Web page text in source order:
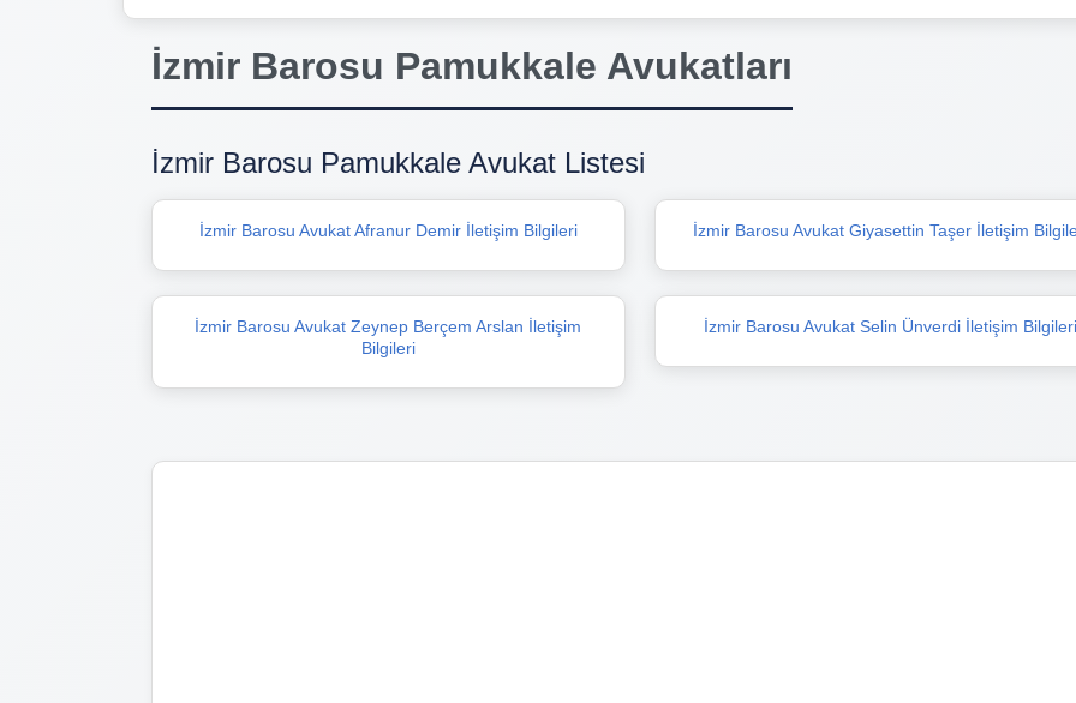
İzmir Barosu Pamukkale Avukatları
İzmir Barosu Pamukkale Avukat Listesi
İzmir Barosu Avukat Afranur Demir İletişim Bilgileri İzmir Barosu Avukat Giyasettin Taşer İletişim
İzmir Barosu Avukat Zeynep Berçem Arslan İletişim
Bilgileri
İzmir Barosu Avukat Selin Ünverdi İletişim